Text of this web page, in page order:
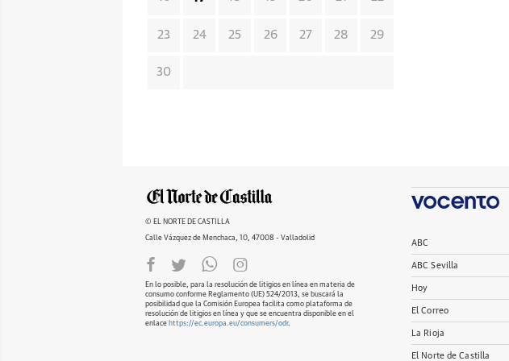
23 24 25 26 27 28 29
30
© EL NORTE DE CASTILLA
Calle Vázquez de Menchaca, 10, 47008 - Valladolid
En lo posible, para la resolución de litigios en línea en materia de
consumo conforme Reglamento (UE) 524/2013, se buscará la
posibilidad que la Comisión Europea facilita como plataforma de
resolución de litigios en línea y que se encuentra disponible en el
enlace https://ec.europa.eu/consumers/odr.
ABC
ABC Sevilla
Hoy
El Correo
La Rioja
El Norte de Castilla